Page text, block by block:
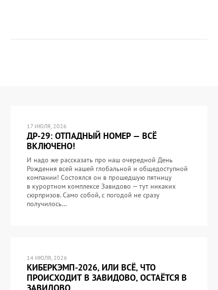
17 ИЮЛЯ, 2026
ДР-29: ОТПАДНЫЙ НОМЕР — ВСЁ
ВКЛЮЧЕНО!
И надо же рассказать про наш очередной День
Рождения всей нашей глобальной и общедоступной
компании! Состоялся он в прошедшую пятницу
в курортном комплексе Завидово — тут никаких
сюрпризов. Само собой, с погодой не сразу
получилось…
14 ИЮЛЯ, 2026
КИБЕРКЭМП-2026, ИЛИ ВСЁ, ЧТО
ПРОИСХОДИТ В ЗАВИДОВО, ОСТАЁТСЯ В
ЗАВИДОВО.